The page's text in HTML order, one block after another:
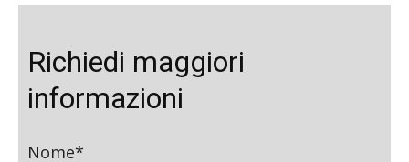
Richiedi maggiori
informazioni
Nome*